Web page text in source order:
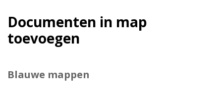
Documenten in map
toevoegen
Blauwe mappen